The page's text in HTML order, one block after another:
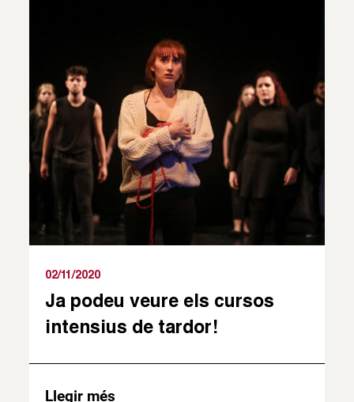
02/11/2020
Ja podeu veure els cursos
intensius de tardor!
Llegir més